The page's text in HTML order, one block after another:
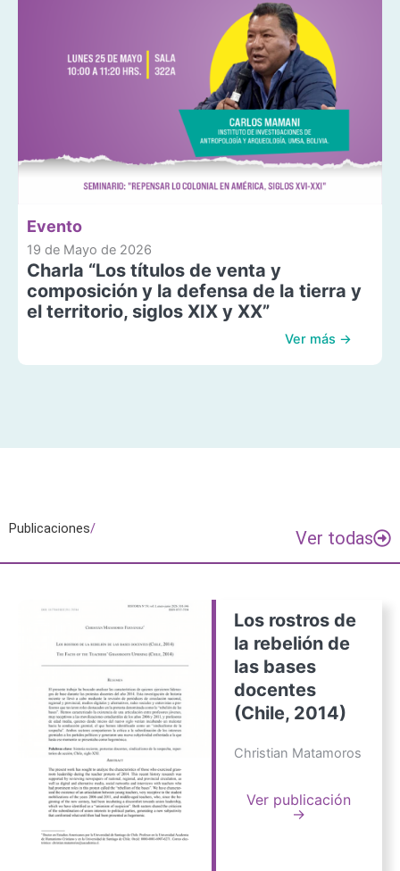
Evento
19 de Mayo de 2026
Charla “Los títulos de venta y
composición y la defensa de la tierra y
el territorio, siglos XIX y XX”
Ver más →
Publicaciones/ Ver todas
Los rostros de
la rebelión de
las bases
docentes
(Chile, 2014)
Christian Matamoros
Ver publicación
→